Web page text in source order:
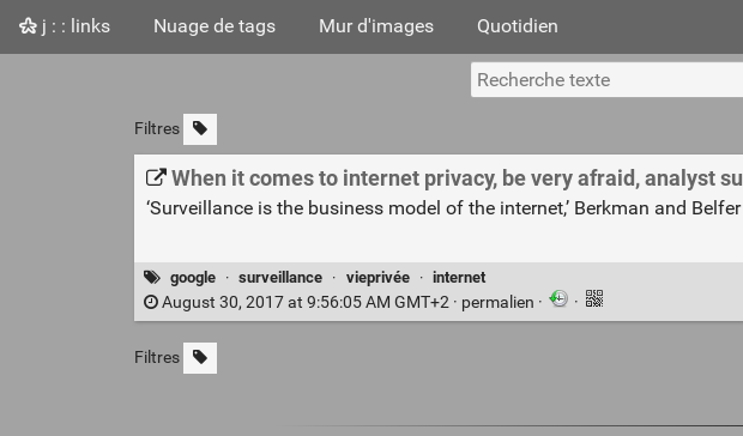
j : : links Nuage de tags Mur d'images Quotidien
Filtres
When it comes to internet privacy, be very afraid, analyst
‘Surveillance is the business model of the internet,’ Berkman and
google · surveillance · vieprivée · internet
August 30, 2017 at 9:56:05 AM GMT+2 · permalien · ·
Filtres